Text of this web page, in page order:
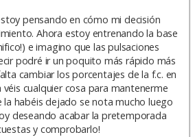
pensando en cómo mi decisión
Ahora estoy entrenando la base
e imagino que las pulsaciones
podré ir un poquito más rápido más
cambiar los porcentajes de la f.c. en
cualquier cosa para mantenerme
la habéis dejado se nota mucho luego
deseando acabar la pretemporada
y comprobarlo!